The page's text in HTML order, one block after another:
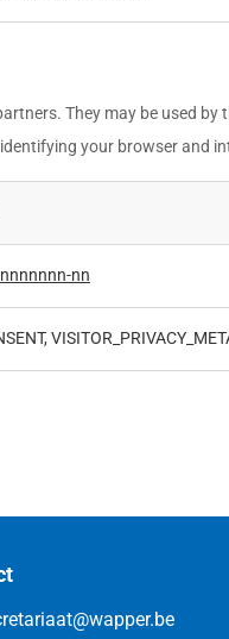
They may be used
your browser and
nnnnnnn-nn